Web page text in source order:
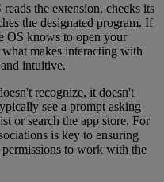
the extension, checks its
the designated program. If
OS knows to open your
makes interacting with
intuitive.
recognize, it doesn't
see a prompt asking
or search the app store. For
is key to ensuring
to work with the